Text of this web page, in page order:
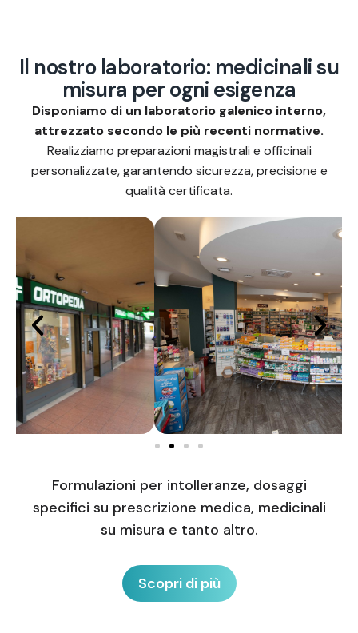
Il nostro laboratorio: medicinalisu
misura per ogni esigenza
Disponiamo di un laboratorio galenico interno,
attrezzato secondo le più recenti normative.
Realizziamo preparazioni magistrali e officinali
personalizzate, garantendo sicurezza, precisione e
qualità certificata.
Formulazioni per intolleranze, dosaggi
specifici su prescrizione medica, medicinali
su misura e tanto altro.
Scopri di più